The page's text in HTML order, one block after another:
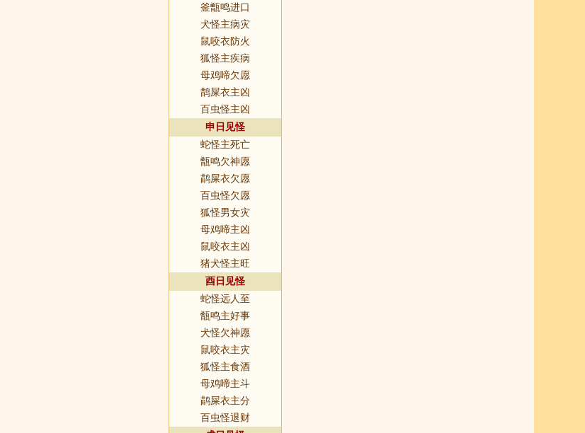
釜甑鸣进口
犬怪主病灾
鼠咬衣防火
狐怪主疾病
母鸡啼欠愿
鹊屎衣主凶
百虫怪主凶
申日见怪
蛇怪主死亡
甑鸣欠神愿
鹋屎衣欠愿
百虫怪欠愿
狐怪男女灾
母鸡啼主凶
鼠咬衣主凶
猪犬怪主旺
酉日见怪
蛇怪远人至
甑鸣主好事
犬怪欠神愿
鼠咬衣主灾
狐怪主食酒
母鸡啼主斗
鹋屎衣主分
百虫怪退财